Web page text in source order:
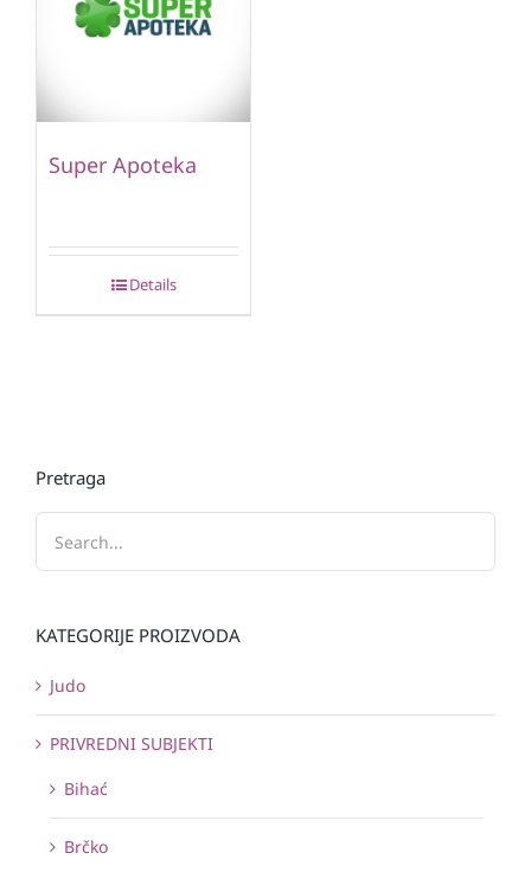
Super Apoteka
Details
Pretraga
KATEGORIJE PROIZVODA
Judo
PRIVREDNI SUBJEKTI
Bihać
Brčko